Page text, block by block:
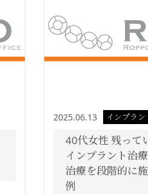
2025.06.13 インプラン
40代女性 残って
インプラント治
治療を段階的に
例